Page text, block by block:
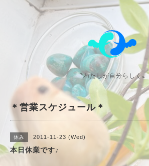
〝わたしが自分らしく〟
＊営業スケジュール＊
休み 2011-11-23 (Wed)
本日休業です♪